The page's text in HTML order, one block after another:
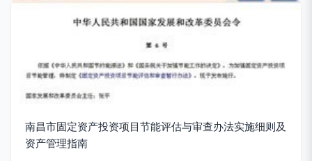
南昌市固定资产投资项目节能评估与审查办法实施细则及
资产管理指南